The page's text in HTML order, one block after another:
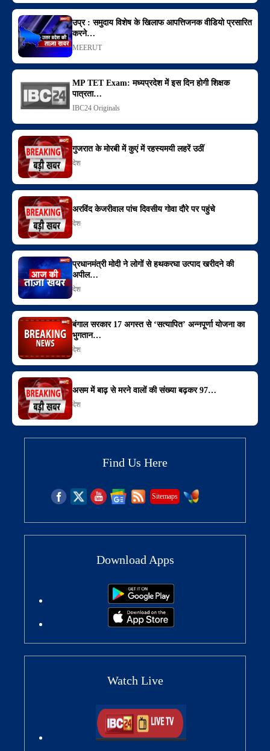
उप्र : समुदाय विशेष के खिलाफ आपत्तिजनक वीडियो प्रसारित
करने…
MEERUT
MP TET Exam: मध्यप्रदेश में इस दिन होगी शिक्षक
पात्रता…
IBC24 Originals
गुजरात के मोरबी में कुएं में रहस्यमयी लहरें उठीं
देश
अरविंद केजरीवाल पांच दिवसीय गोवा दौरे पर पहुंचे
देश
प्रधानमंत्री मोदी ने लोगों से हथकरघा उत्पाद खरीदने की
अपील…
देश
बंगाल सरकार 17 अगस्त से ‘सत्यापित’ अन्नपूर्णा योजना का
भुगतान…
देश
असम में बाढ़ से मरने वालों की संख्या बढ़कर 97…
देश
Find Us Here
Sitemaps
Download Apps
Watch Live